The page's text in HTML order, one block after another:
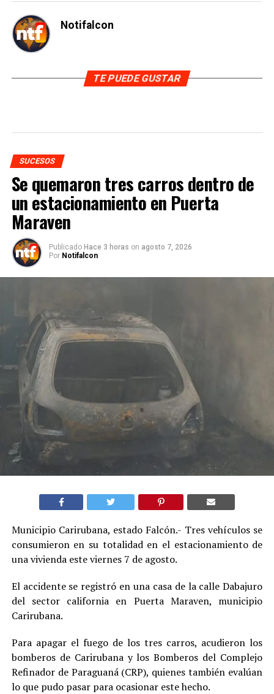
Notifalcon
TE PUEDE GUSTAR
SUCESOS
Se quemaron tres carros dentro de
un estacionamiento en Puerta
Maraven
Publicado Hace 3 horas on agosto 7, 2026
Por Notifalcon
Municipio Carirubana, estado Falcón.- Tres vehículos se
consumieron en su totalidad en el estacionamiento de
una vivienda este viernes 7 de agosto.
El accidente se registró en una casa de la calle Dabajuro
del sector california en Puerta Maraven, municipio
Carirubana.
Para apagar el fuego de los tres carros, acudieron los
bomberos de Carirubana y los Bomberos del Complejo
Refinador de Paraguaná (CRP), quienes también evalúan
lo que pudo pasar para ocasionar este hecho.